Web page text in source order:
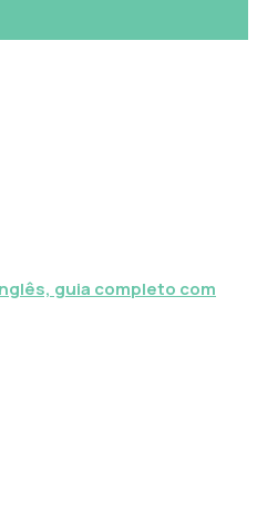
guia completo com